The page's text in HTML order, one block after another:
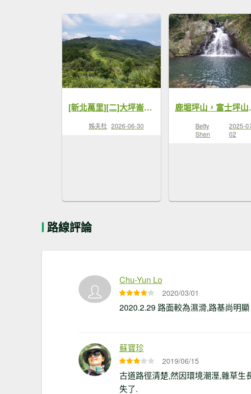
[新北萬里][二]大坪崙、鹿堀坪山、鹿堀坪、大尖山、富士坪山、大尖山東峰、土地公坑、大鵬國小、員潭子磺興橋
姊夫杜 2026-06-30
鹿堀
Betty
Shen
2025-
02
路線評論
Chu-Yun Lo
2020/03/01
2020.2.29 路面較為濕滑,路基尚明
蘇寶珍
2019/06/15
古道路徑清楚,然因環境潮溼,雜草生
失了.